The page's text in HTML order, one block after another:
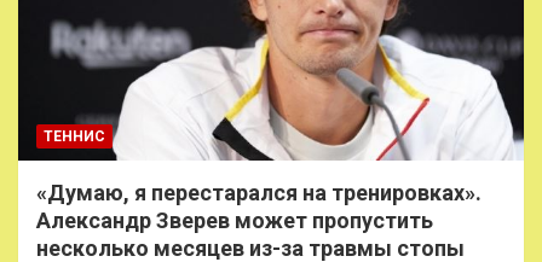
ТЕННИС
«Думаю, я перестарался на тренировках».
Александр Зверев может пропустить
несколько месяцев из-за травмы стопы